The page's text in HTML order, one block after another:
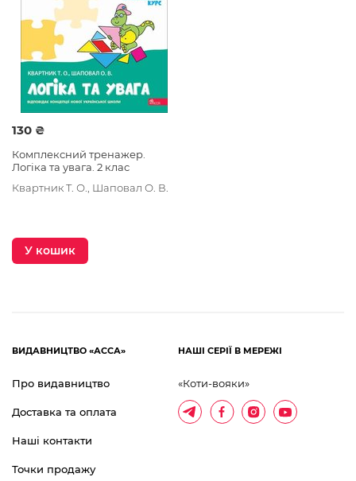
130 ₴
Комплексний тренажер.
Логіка та увага. 2 клас
Квартник Т. О., Шаповал О. В.
У кошик
ВИДАВНИЦТВО «АССА»
Про видавництво
Доставка та оплата
Наші контакти
Точки продажу
НАШІ СЕРІЇ В МЕРЕЖІ
«Коти-вояки»